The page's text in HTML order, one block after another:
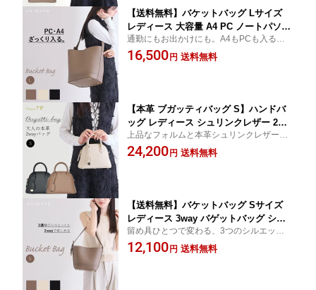
【送料無料】バケットバッグ Lサイズ
レディース 大容量 A4 PC ノートパソコ
ン トートバッグ 通勤バッグ 肩掛け バ
ッグ ママバッグ 3way バゲットバッグ
通勤にもお出かけにも。A4もPCも入る、シ
ンプルで頼りになる大人のトート。肩掛
け、手持ち、使い分けができて、更に留め
16,500円 送料無料
【本革 ブガッティバッグ S】ハンドバ
ッグ レディース シュリンクレザー 2wa
y 斜め掛け ミニボストン 大人 上品 おし
ゃれ 高級感 高見え ショルダー付 小さ
上品なフォルムと本革シュリンクレザーの
艶が魅力の、ブガッティ型ミニボストンバ
ッグ。傷が目立ちにくいので毎日気軽に革
24,200円 送料無料
【送料無料】バケットバッグ Sサイズ
レディース 3way バゲットバッグ ショ
ルダーバッグ ハンドバッグ 斜めがけ 巾
着バッグ 軽量 小さめ 大人可愛い 大人
留め具ひとつで変わる、3つのシルエット。
小さめサイズが使いやすい、オシャレが大
好きな大人の女性に似合う3wayバケットバ
12,100円 送料無料